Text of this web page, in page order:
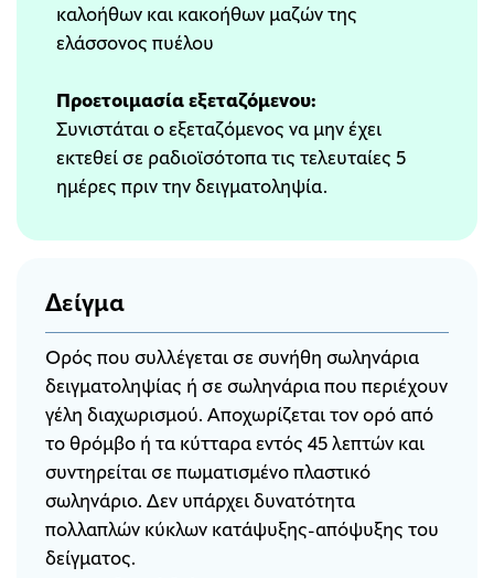
καλοήθων και κακοήθων μαζών της
ελάσσονος πυέλου
Προετοιμασία εξεταζόμενου:
Συνιστάται ο εξεταζόμενος να μην έχει
εκτεθεί σε ραδιοϊσότοπα τις τελευταίες 5
ημέρες πριν την δειγματοληψία.
Δείγμα
Ορός που συλλέγεται σε συνήθη σωληνάρια
δειγματοληψίας ή σε σωληνάρια που περιέχουν
γέλη διαχωρισμού. Αποχωρίζεται τον ορό από
το θρόμβο ή τα κύτταρα εντός 45 λεπτών και
συντηρείται σε πωματισμένο πλαστικό
σωληνάριο. Δεν υπάρχει δυνατότητα
πολλαπλών κύκλων κατάψυξης-απόψυξης του
δείγματος.